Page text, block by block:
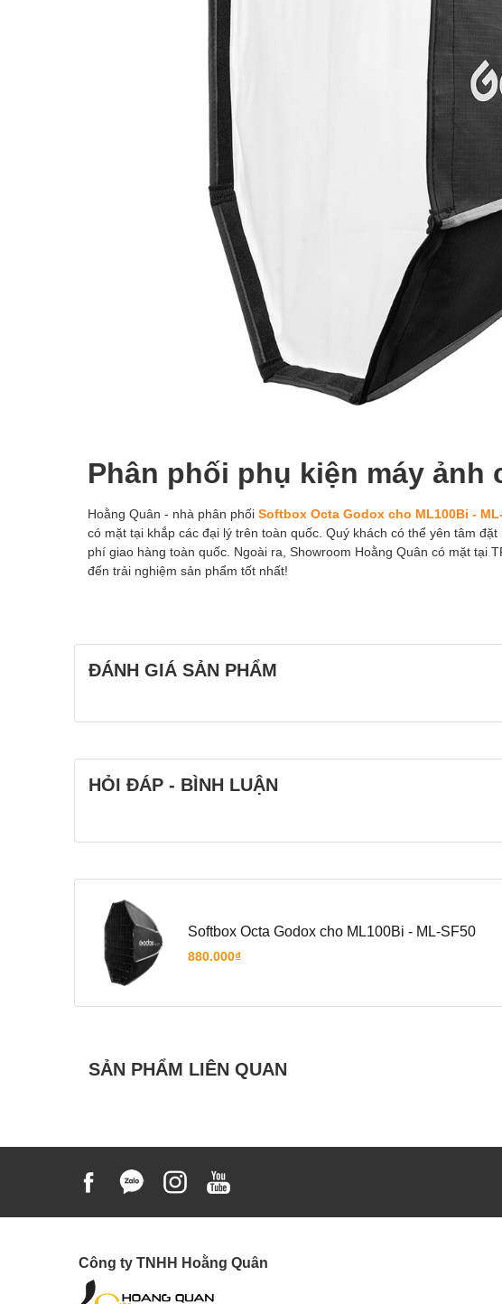
Phân phối phụ kiện máy ảnh
Hoằng Quân - nhà phân phối Softbox Octa Godox cho ML100Bi -
có mặt tại khắp các đại lý trên toàn quốc. Quý khách có thể yên tâm đặt
phí giao hàng toàn quốc. Ngoài ra, Showroom Hoằng Quân có mặt tại
đến trải nghiệm sản phẩm tốt nhất!
ĐÁNH GIÁ SẢN PHẨM
HỎI ĐÁP - BÌNH LUẬN
Softbox Octa Godox cho ML100Bi - ML-SF50
880.000₫
SẢN PHẨM LIÊN QUAN
Công ty TNHH Hoằng Quân